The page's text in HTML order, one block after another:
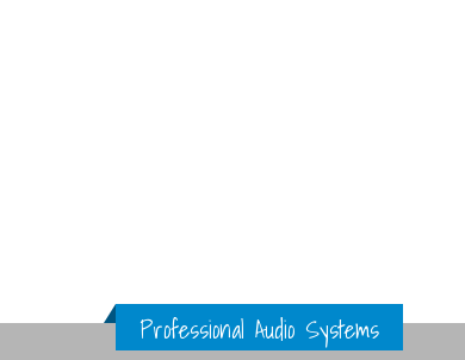
Professional Audio Systems